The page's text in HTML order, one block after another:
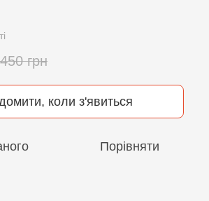
450 грн
коли з'явиться
Порівняти